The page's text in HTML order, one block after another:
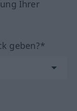
Ihrer
geben?*